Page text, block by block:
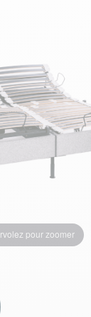
pour zoomer